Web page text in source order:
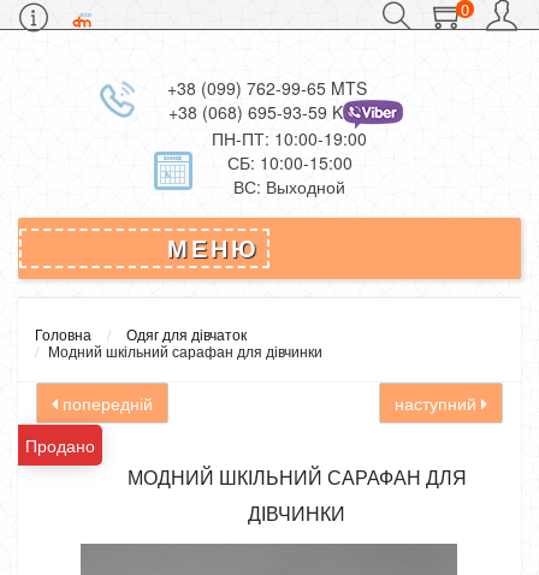
0
+38 (099) 762-99-65 MTS
+38 (068) 695-93-59 Kievstar
ПН-ПТ: 10:00-19:00
СБ: 10:00-15:00
ВС: Выходной
МЕНЮ
Головна
Одяг для дівчаток
Модний шкільний сарафан для дівчинки
попередній
наступний
Продано
МОДНИЙ ШКІЛЬНИЙ САРАФАН ДЛЯ
ДІВЧИНКИ